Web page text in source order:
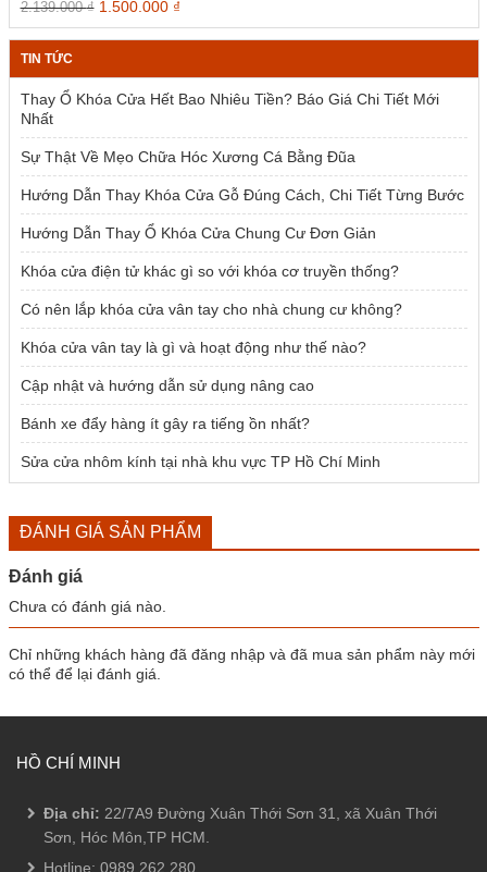
2.139.000₫ Giá
gốc
là:
1.500.000 ₫Giá
hiện
tại
1.500.000 ₫.
TIN TỨC
Thay Ổ Khóa Cửa Hết Bao Nhiêu Tiền? Báo Giá Chi Tiết Mới
Nhất
Sự Thật Về Mẹo Chữa Hóc Xương Cá Bằng Đũa
Hướng Dẫn Thay Khóa Cửa Gỗ Đúng Cách, Chi Tiết Từng Bước
Hướng Dẫn Thay Ổ Khóa Cửa Chung Cư Đơn Giản
Khóa cửa điện tử khác gì so với khóa cơ truyền thống?
Có nên lắp khóa cửa vân tay cho nhà chung cư không?
Khóa cửa vân tay là gì và hoạt động như thế nào?
Cập nhật và hướng dẫn sử dụng nâng cao
Bánh xe đẩy hàng ít gây ra tiếng ồn nhất?
Sửa cửa nhôm kính tại nhà khu vực TP Hồ Chí Minh
ĐÁNH GIÁ SẢN PHẨM
Đánh giá
Chưa có đánh giá nào.
Chỉ những khách hàng đã đăng nhập và đã mua sản phẩm này mới
có thể để lại đánh giá.
HỒ CHÍ MINH
Địa chỉ: 22/7A9 Đường Xuân Thới Sơn 31, xã Xuân Thới
Sơn, Hóc Môn,TP HCM.
Hotline: 0989.262.280